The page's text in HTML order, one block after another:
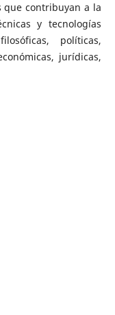
que contribuyan a la
y tecnologías
políticas,
jurídicas,